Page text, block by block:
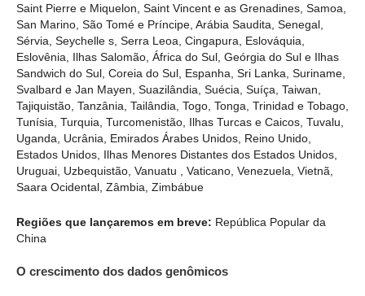
Saint Pierre e Miquelon, Saint Vincent e as Grenadines, Samoa,
San Marino, São Tomé e Príncipe, Arábia Saudita, Senegal,
Sérvia, Seychelle s, Serra Leoa, Cingapura, Eslováquia,
Eslovênia, Ilhas Salomão, África do Sul, Geórgia do Sul e Ilhas
Sandwich do Sul, Coreia do Sul, Espanha, Sri Lanka, Suriname,
Svalbard e Jan Mayen, Suazilândia, Suécia, Suíça, Taiwan,
Tajiquistão, Tanzânia, Tailândia, Togo, Tonga, Trinidad e Tobago,
Tunísia, Turquia, Turcomenistão, Ilhas Turcas e Caicos, Tuvalu,
Uganda, Ucrânia, Emirados Árabes Unidos, Reino Unido,
Estados Unidos, Ilhas Menores Distantes dos Estados Unidos,
Uruguai, Uzbequistão, Vanuatu , Vaticano, Venezuela, Vietnã,
Saara Ocidental, Zâmbia, Zimbábue
Regiões que lançaremos em breve: República Popular da
China
O crescimento dos dados genômicos